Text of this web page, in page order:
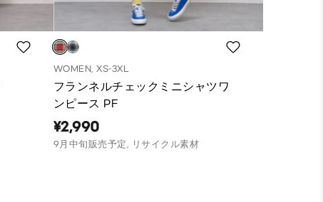
WOMEN, XS-3XL
フランネルチェックミニシャツワ
ンピース PF
¥2,990
9月中旬販売予定, リサイクル素材